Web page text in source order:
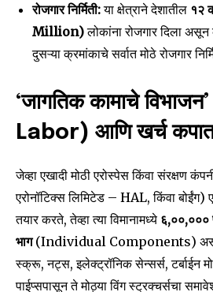
रोजगार निर्मिती:या क्षेत्राने देशातील १२
Million)लोकांना रोजगार दिला
दुसऱ्या क्रमांकाचे सर्वात मोठे रोजगार
‘जागतिक कामाचे
Labor) आणि खर्च
जेव्हा एखादी मोठी एरोस्पेस किंवा संरक्षण
एरोनॉटिक्स लिमिटेड – HAL, किंवा
तयार करते, तेव्हा त्या विमानामध्ये ६,००,०००
भाग(Individual Components)
स्क्रू, नट्स, इलेक्ट्रॉनिक सेन्सर्स, टर्बाईन
पाईप्सपासून ते मोठ्या विंग स्ट्रक्चर्सचा